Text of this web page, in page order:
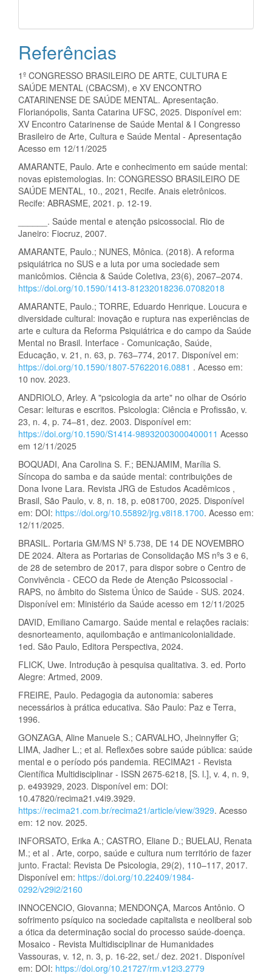
Referências
1º CONGRESSO BRASILEIRO DE ARTE, CULTURA E
SAÚDE MENTAL (CBACSM), e XV ENCONTRO
CATARINENSE DE SAÚDE MENTAL. Apresentação.
Florianópolis, Santa Catarina UFSC, 2025. Disponível em:
XV Encontro Catarinense de Saúde Mental & I Congresso
Brasileiro de Arte, Cultura e Saúde Mental - Apresentação
Acesso em 12/11/2025
AMARANTE, Paulo. Arte e conhecimento em saúde mental:
novas epistemologias. In: CONGRESSO BRASILEIRO DE
SAÚDE MENTAL, 10., 2021, Recife. Anais eletrônicos.
Recife: ABRASME, 2021. p. 12-19.
______. Saúde mental e atenção psicossocial. Rio de
Janeiro: Fiocruz, 2007.
AMARANTE, Paulo.; NUNES, Mônica. (2018). A reforma
psiquiátrica no SUS e a luta por uma sociedade sem
manicômios. Ciência & Saúde Coletiva, 23(6), 2067–2074.
https://doi.org/10.1590/1413-81232018236.07082018
AMARANTE, Paulo.; TORRE, Eduardo Henrique. Loucura e
diversidade cultural: inovação e ruptura nas experiências de
arte e cultura da Reforma Psiquiátrica e do campo da Saúde
Mental no Brasil. Interface - Comunicação, Saúde,
Educação, v. 21, n. 63, p. 763–774, 2017. Disponível em:
https://doi.org/10.1590/1807-57622016.0881 . Acesso em:
10 nov. 2023.
ANDRIOLO, Arley. A "psicologia da arte" no olhar de Osório
Cesar: leituras e escritos. Psicologia: Ciência e Profissão, v.
23, n. 4, p. 74–81, dez. 2003. Disponível em:
https://doi.org/10.1590/S1414-98932003000400011 Acesso
em 12/11/2025
BOQUADI, Ana Carolina S. F.; BENJAMIM, Marília S.
Síncopa do samba e da saúde mental: contribuições de
Dona Ivone Lara. Revista JRG de Estudos Acadêmicos ,
Brasil, São Paulo, v. 8, n. 18, p. e081700, 2025. Disponível
em: DOI: https://doi.org/10.55892/jrg.v8i18.1700. Acesso em:
12/11/2025.
BRASIL. Portaria GM/MS Nº 5.738, DE 14 DE NOVEMBRO
DE 2024. Altera as Portarias de Consolidação MS nºs 3 e 6,
de 28 de setembro de 2017, para dispor sobre o Centro de
Convivência - CECO da Rede de Atenção Psicossocial -
RAPS, no âmbito do Sistema Único de Saúde - SUS. 2024.
Disponível em: Ministério da Saúde acesso em 12/11/2025
DAVID, Emiliano Camargo. Saúde mental e relações raciais:
desnorteamento, aquilombação e antimanicolonialidade.
1ed. São Paulo, Editora Perspectiva, 2024.
FLICK, Uwe. Introdução à pesquisa qualitativa. 3. ed. Porto
Alegre: Artmed, 2009.
FREIRE, Paulo. Pedagogia da autonomia: saberes
necessários à prática educativa. São Paulo: Paz e Terra,
1996.
GONZAGA, Aline Manuele S.; CARVALHO, Jheinnyffer G;
LIMA, Jadher L.; et al. Reflexões sobre saúde pública: saúde
mental e o período pós pandemia. RECIMA21 - Revista
Científica Multidisciplinar - ISSN 2675-6218, [S. l.], v. 4, n. 9,
p. e493929, 2023. Disponível em: DOI:
10.47820/recima21.v4i9.3929.
https://recima21.com.br/recima21/article/view/3929. Acesso
em: 12 nov. 2025.
INFORSATO, Erika A.; CASTRO, Eliane D.; BUELAU, Renata
M.; et al . Arte, corpo, saúde e cultura num território de fazer
junto. Fractal: Revista De Psicologia, 29(2), 110–117, 2017.
Disponível em: https://doi.org/10.22409/1984-
0292/v29i2/2160
INNOCENCIO, Giovanna; MENDONÇA, Marcos Antônio. O
sofrimento psíquico na sociedade capitalista e neoliberal sob
a ótica da determinação social do processo saúde-doença.
Mosaico - Revista Multidisciplinar de Humanidades
Vassouras, v. 12, n. 3, p. 16-22, set./ dez. 2021. Disponível
em: DOI: https://doi.org/10.21727/rm.v12i3.2779